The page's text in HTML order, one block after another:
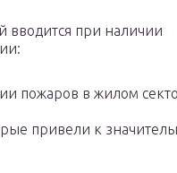
при наличии
пожаров в жилом
привели к